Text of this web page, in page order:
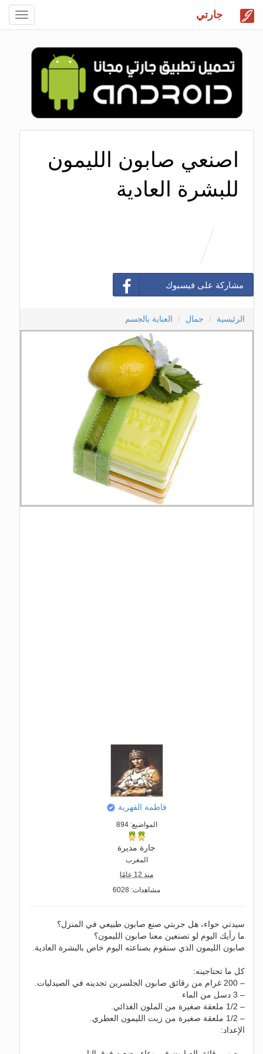
جارتي
اصنعي صابون الليمون
للبشرة العادية
مشاركة على فيسبوك
الرئيسية جمال العناية بالجسم
فاطمة الفهرية
المواضيع: 894
جارة مديرة
المغرب
منذ 12 عامًا
مشاهدات: 6028
سيدتي حواء، هل جربتي صنع صابون طبيعي في المنزل؟
ما رأيك اليوم لو تصنعين معنا صابون الليمون؟
صابون الليمون الذي سنقوم بصناعته اليوم خاص بالبشرة العادية.
كل ما تحتاجينه:
– 200 غرام من رقائق صابون الجلسرين تجدينه في الصيدليات.
– 3 دسل من الماء
– 1/2 ملعقة صغيرة من الملون الغذائي.
– 1/2 ملعقة صغيرة من زيت الليمون العطري.
الإعداد: